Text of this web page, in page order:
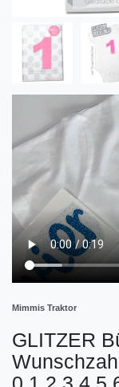
Mimmis Traktor
GLITZER